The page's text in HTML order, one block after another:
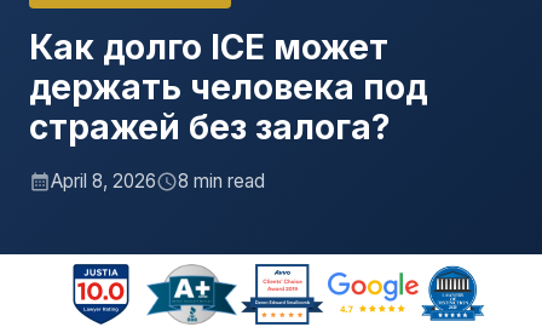
Как долго ICE может
держать человека под
стражей без залога?
April 8, 2026 8 min read